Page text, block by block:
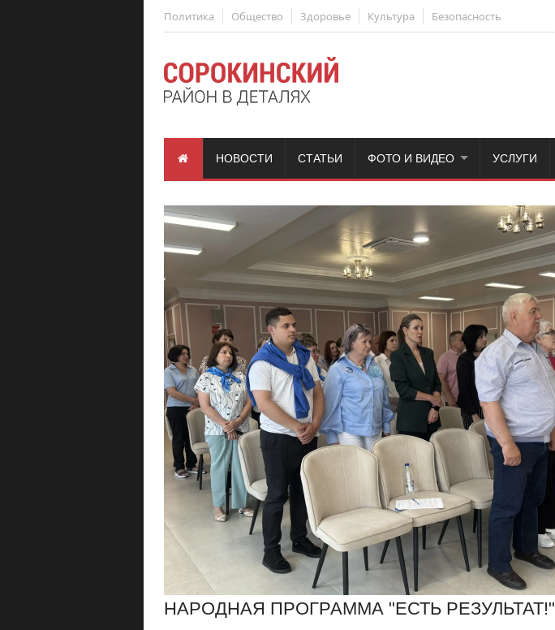
Политика Общество Здоровье Культура Безопасность
НОВОСТИ СТАТЬИ ФОТО И ВИДЕО УСЛУГИ
НАРОДНАЯ ПРОГРАММА "ЕСТЬ РЕЗУЛЬТАТ!"